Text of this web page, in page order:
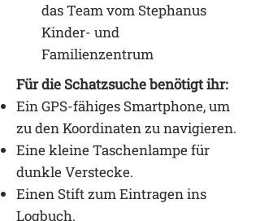
das Team vom Stephanus
Kinder- und
Familienzentrum
Für die Schatzsuche benötigt ihr:
Ein GPS-fähiges Smartphone, um
zu den Koordinaten zu navigieren.
Eine kleine Taschenlampe für
dunkle Verstecke.
Einen Stift zum Eintragen ins
Logbuch.